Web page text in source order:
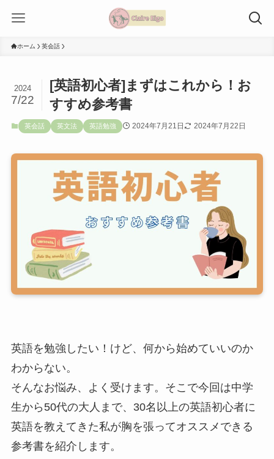
ホーム 英会話
[英語初心者]まずはこれから！お
すすめ参考書
2024
7/22
英会話 英文法 英語勉強 2024年7月21日 2024年7月22日
英語を勉強したい！けど、何から始めていいのか
わからない。
そんなお悩み、よく受けます。そこで今回は中学
生から50代の大人まで、30名以上の英語初心者に
英語を教えてきた私が胸を張ってオススメできる
参考書を紹介します。